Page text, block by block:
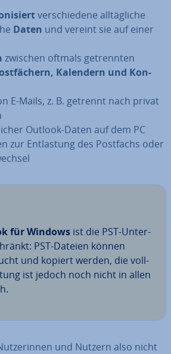
ver­schie­de­ne all­täg­li­che
Daten und vereint sie auf einer
zwischen oftmals ge­trenn­ten
Kalendern und Kon­
E-Mails, z. B. getrennt nach privat
Outlook-Daten auf dem PC
zur Ent­las­tung des Postfachs oder
für Windows ist die PST-Un­ter­
PST-Dateien können
und kopiert werden, die voll­
ist jedoch noch nicht in allen
und Nutzern also nicht